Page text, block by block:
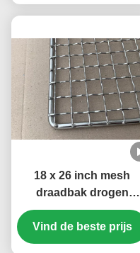
18 x 26 inch mesh
draadbak drogen
momordicae fruit vlees
noten zeevruchten
Vind de beste prijs